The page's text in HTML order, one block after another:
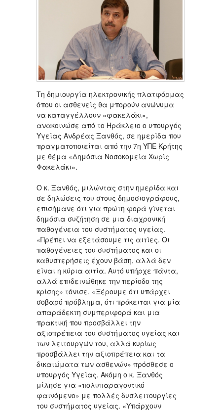
Τη δημιουργία ηλεκτρονικής πλατφόρμας
όπου οι ασθενείς θα μπορούν ανώνυμα
να καταγγέλλουν «φακελάκι»,
ανακοινώσε από το Ηράκλειο ο υπουργός
Υγείας Ανδρέας Ξανθός, σε ημερίδα που
πραγματοποιείται από την 7η ΥΠΕ Κρήτης
με θέμα «Δημόσια Νοσοκομεία Χωρίς
Φακελάκι».
Ο κ. Ξανθός, μιλώντας στην ημερίδα και
σε δηλώσεις του στους δημοσιογράφους,
επισήμανε ότι για πρώτη φορά γίνεται
δημόσια συζήτηση σε μια διαχρονική
παθογένεια του συστήματος υγείας.
«Πρέπει να εξετάσουμε τις αιτίες. Οι
παθογένειες του συστήματος και οι
καθυστερήσεις έχουν βάση, αλλά δεν
είναι η κύρια αιτία. Αυτό υπήρχε πάντα,
αλλά επιδεινώθηκε την περίοδο της
κρίσης» τόνισε. «Ξέρουμε ότι υπάρχει
σοβαρό πρόβλημα, ότι πρόκειται για μία
απαράδεκτη συμπεριφορά και μια
πρακτική που προσβάλλει την
αξιοπρέπεια του συστήματος υγείας και
των λειτουργών του, αλλά κυρίως
προσβάλλει την αξιοπρέπεια και τα
δικαιώματα των ασθενών» πρόσθεσε ο
υπουργός Υγείας. Ακόμη ο κ. Ξανθός
μίλησε για «πολυπαραγοντικό
φαινόμενο» με πολλές δυσλειτουργίες
του συστήματος υγείας. «Υπάρχουν